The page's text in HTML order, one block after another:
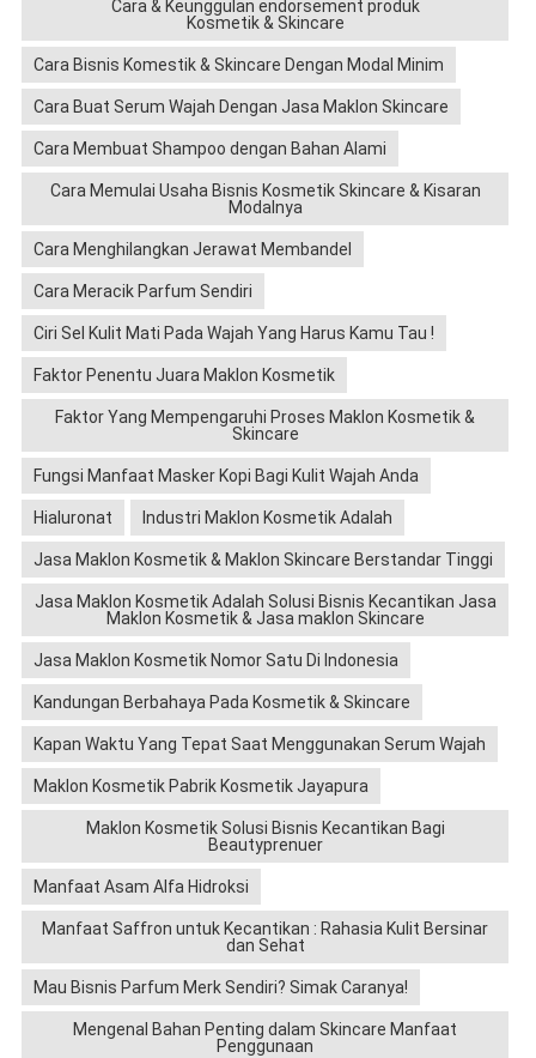
Cara & Keunggulan endorsement produk
Kosmetik & Skincare
Cara Bisnis Komestik & Skincare Dengan Modal Minim
Cara Buat Serum Wajah Dengan Jasa Maklon Skincare
Cara Membuat Shampoo dengan Bahan Alami
Cara Memulai Usaha Bisnis Kosmetik Skincare & Kisaran
Modalnya
Cara Menghilangkan Jerawat Membandel
Cara Meracik Parfum Sendiri
Ciri Sel Kulit Mati Pada Wajah Yang Harus Kamu Tau !
Faktor Penentu Juara Maklon Kosmetik
Faktor Yang Mempengaruhi Proses Maklon Kosmetik &
Skincare
Fungsi Manfaat Masker Kopi Bagi Kulit Wajah Anda
Hialuronat Industri Maklon Kosmetik Adalah
Jasa Maklon Kosmetik & Maklon Skincare Berstandar Tinggi
Jasa Maklon Kosmetik Adalah Solusi Bisnis Kecantikan Jasa
Maklon Kosmetik & Jasa maklon Skincare
Jasa Maklon Kosmetik Nomor Satu Di Indonesia
Kandungan Berbahaya Pada Kosmetik & Skincare
Kapan Waktu Yang Tepat Saat Menggunakan Serum Wajah
Maklon Kosmetik Pabrik Kosmetik Jayapura
Maklon Kosmetik Solusi Bisnis Kecantikan Bagi
Beautyprenuer
Manfaat Asam Alfa Hidroksi
Manfaat Saffron untuk Kecantikan : Rahasia Kulit Bersinar
dan Sehat
Mau Bisnis Parfum Merk Sendiri? Simak Caranya!
Mengenal Bahan Penting dalam Skincare Manfaat
Penggunaan